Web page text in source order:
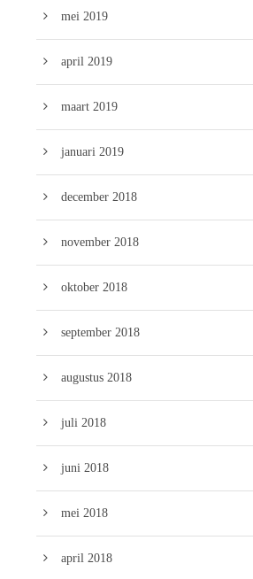
mei 2019
april 2019
maart 2019
januari 2019
december 2018
november 2018
oktober 2018
september 2018
augustus 2018
juli 2018
juni 2018
mei 2018
april 2018